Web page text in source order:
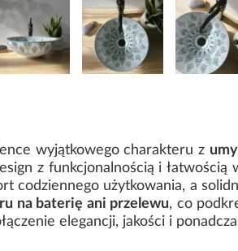
wyjątkowego charakteru z
z funkcjonalnością i
codziennego użytkowania, a
na baterię ani przelewu, co
elegancji, jakości i